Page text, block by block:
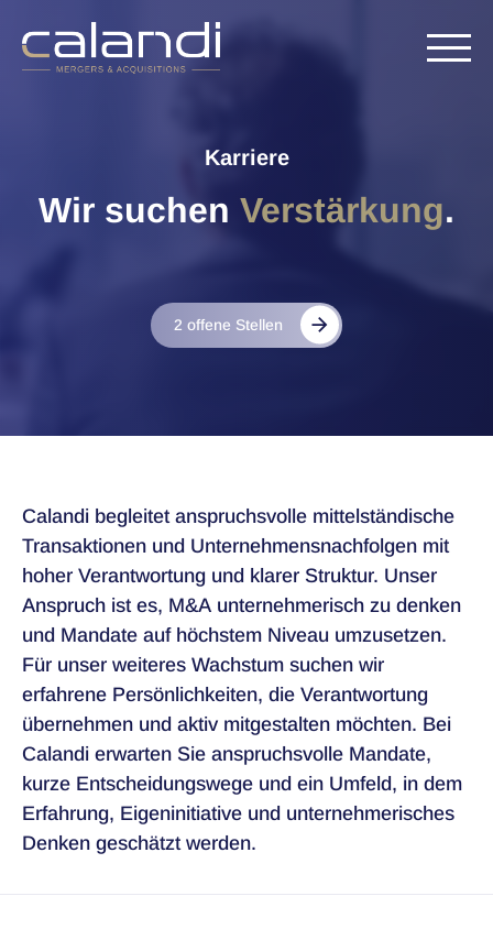
Karriere
Wir suchen Verstärkung.
2 offene Stellen
Calandi begleitet anspruchsvolle mittelständische
Transaktionen und Unternehmensnachfolgen mit
hoher Verantwortung und klarer Struktur. Unser
Anspruch ist es, M&A unternehmerisch zu denken
und Mandate auf höchstem Niveau umzusetzen.
Für unser weiteres Wachstum suchen wir
erfahrene Persönlichkeiten, die Verantwortung
übernehmen und aktiv mitgestalten möchten. Bei
Calandi erwarten Sie anspruchsvolle Mandate,
kurze Entscheidungswege und ein Umfeld, in dem
Erfahrung, Eigeninitiative und unternehmerisches
Denken geschätzt werden.